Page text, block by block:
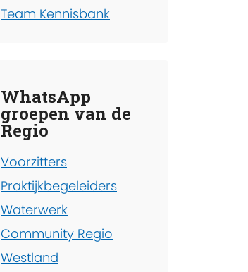
Team Kennisbank
WhatsApp
groepen van de
Regio
Voorzitters
Praktijkbegeleiders
Waterwerk
Community Regio
Westland